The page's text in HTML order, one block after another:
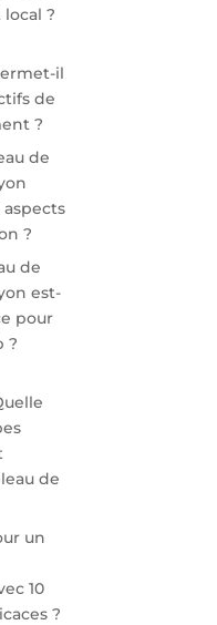
?
il
de
?
de
?
de
est-
pour
?
de
un
10
?